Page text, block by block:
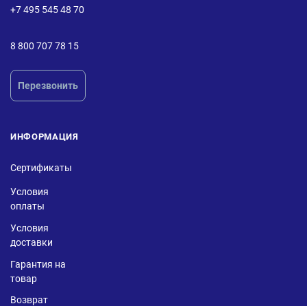
+7 495 545 48 70
8 800 707 78 15
Перезвонить
ИНФОРМАЦИЯ
Сертификаты
Условия
оплаты
Условия
доставки
Гарантия на
товар
Возврат